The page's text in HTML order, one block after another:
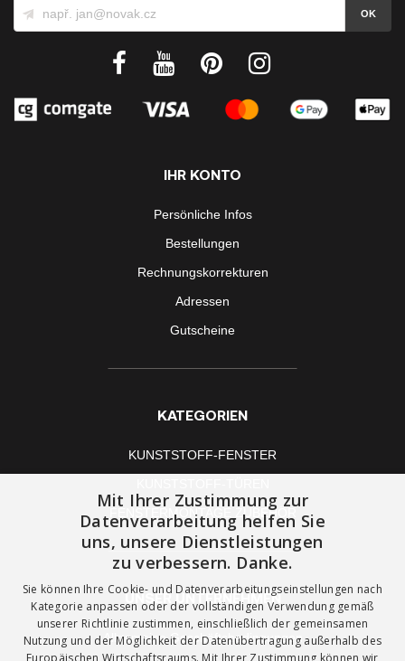
IHR KONTO
Persönliche Infos
Bestellungen
Rechnungskorrekturen
Adressen
Gutscheine
KATEGORIEN
KUNSTSTOFF-FENSTER
FENSTERMONTAGE ZUBEHÖR
UNSER UNTERNEHMEN
Allgemeine Geschäftsbedingungen
Mit Ihrer Zustimmung zur
Datenverarbeitung helfen Sie
uns, unsere Dienstleistungen
zu verbessern. Danke.
Sie können Ihre Cookie- und Datenverarbeitungseinstellungen nach
Kategorie anpassen oder der vollständigen Verwendung gemäß
unserer Richtlinie zustimmen, einschließlich der gemeinsamen
Nutzung und der Möglichkeit der Datenübertragung außerhalb des
Europäischen Wirtschaftsraums. Mit Ihrer Zustimmung können wir